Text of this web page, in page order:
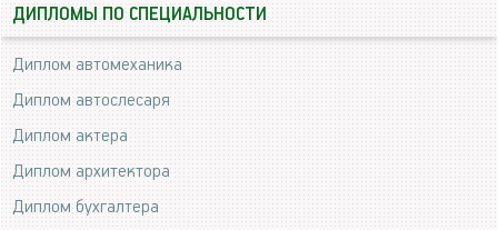
ДИПЛОМЫ ПО СПЕЦИАЛЬНОСТИ
Диплом автомеханика
Диплом автослесаря
Диплом актера
Диплом архитектора
Диплом бухгалтера